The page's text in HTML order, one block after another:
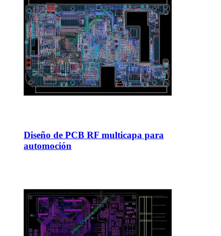
Diseño de PCB RF multicapa para
automoción